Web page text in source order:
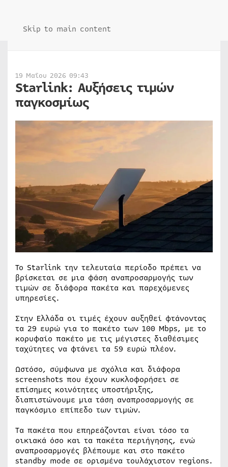
Skip to main content
19 Μαΐου 2026 09:43
Starlink: Αυξήσεις τιμών
παγκοσμίως
Το Starlink την τελευταία περίοδο πρέπει να
βρίσκεται σε μια φάση αναπροσαρμογής των
τιμών σε διάφορα πακέτα και παρεχόμενες
υπηρεσίες.
Στην Ελλάδα οι τιμές έχουν αυξηθεί φτάνοντας
τα 29 ευρώ για το πακέτο των 100 Mbps, με το
κορυφαίο πακέτο με τις μέγιστες διαθέσιμες
ταχύτητες να φτάνει τα 59 ευρώ πλέον.
Ωστόσο, σύμφωνα με σχόλια και διάφορα
screenshots που έχουν κυκλοφορήσει σε
επίσημες κοινότητες υποστήριξης,
διαπιστώνουμε μια τάση αναπροσαρμογής σε
παγκόσμιο επίπεδο των τιμών.
Τα πακέτα που επηρεάζονται είναι τόσο τα
οικιακά όσο και τα πακέτα περιήγησης, ενώ
αναπροσαρμογές βλέπουμε και στο πακέτο
standby mode σε ορισμένα τουλάχιστον regions.